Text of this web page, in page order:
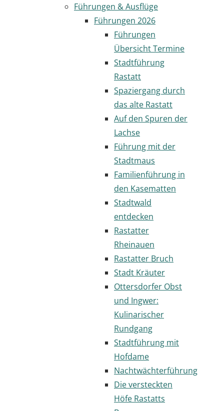
Führungen & Ausflüge
Führungen 2026
Führungen
Übersicht Termine
Stadtführung
Rastatt
Spaziergang durch
das alte Rastatt
Auf den Spuren der
Lachse
Führung mit der
Stadtmaus
Familienführung in
den Kasematten
Stadtwald
entdecken
Rastatter
Rheinauen
Rastatter Bruch
Stadt Kräuter
Ottersdorfer Obst
und Ingwer:
Kulinarischer
Rundgang
Stadtführung mit
Hofdame
Nachtwächterführung
Die versteckten
Höfe Rastatts